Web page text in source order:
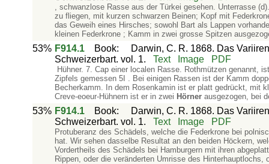
, schwanzlose Rasse aus der Türkei gesehen. Unterrasse
zu fliegen, mit kurzen schwarzen Beinen; Kopf mit
das Geweih eines Hirsches; sowohl Bart als Lappen
kleinen Federkrone ; Kamm in zwei grosse Spitzen
53% F914.1 Book:
Darwin, C. R. 1868. Das
Schweizerbart. vol. 1.
Text Image PDF
Hühner. 7. Cap einer localen Rasse. Rothmützen genannt,
Zipfels gemessen 5I . Bei einigen Rassen ist der Kamm
Becherkamm. In dem Rosenkamin ist er platt gedrückt, mit
Creve-eoeur-Hühnern ist er in zwei Hörnerausgezogen, bei
53% F914.1 Book:
Darwin, C. R. 1868. Das
Schweizerbart. vol. 1.
Text Image PDF
Protuberanz des Schädels, welche die Federkrone bei
hat. Wir sehen dasselbe Resultat an den beiden Höckern,
Vordertheils des Schädels bei Hamburgern mit ihren
Rippen, oder die veränderten Umrisse des Hinterhauptlochs,